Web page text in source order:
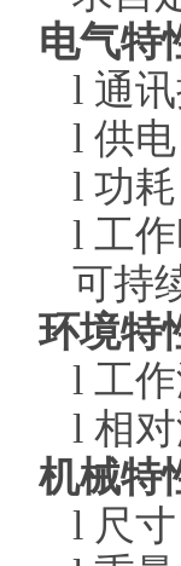
电气特性
l 通讯
l 供电
l 功耗
l 工作
可持
环境特
l 工作
l 相对
机械特
l 尺寸